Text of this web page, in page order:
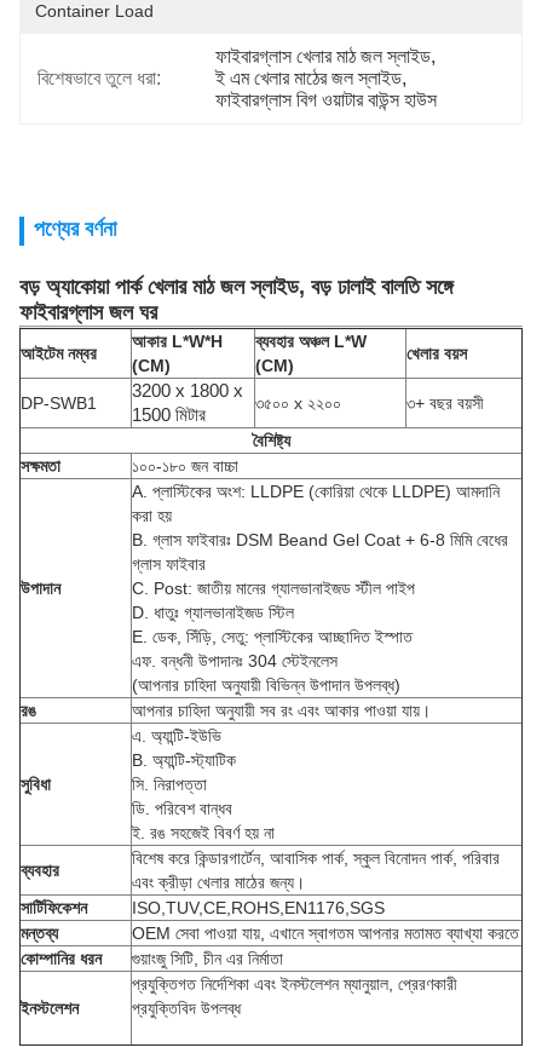
Container Load
বিশেষভাবে তুলে ধরা:
ফাইবারগ্লাস খেলার মাঠ জল স্লাইড,
ই এম খেলার মাঠের জল স্লাইড,
ফাইবারগ্লাস বিগ ওয়াটার বাউন্স হাউস
পণ্যের বর্ণনা
বড় অ্যাকোয়া পার্ক খেলার মাঠ জল স্লাইড, বড় ঢালাই বালতি সঙ্গে
ফাইবারগ্লাস জল ঘর
আইটেম নম্বর
আকার L*W*H
(CM)
ব্যবহার অঞ্চল L*W
(CM)
খেলার বয়স
DP-SWB1
3200 x 1800 x
1500 মিটার
৩৫০০ x ২২০০
৩+ বছর বয়সী
বৈশিষ্ট্য
সক্ষমতা
১০০-১৮০ জন বাচ্চা
উপাদান
A. প্লাস্টিকের অংশ: LLDPE (কোরিয়া থেকে LLDPE) আমদানি
করা হয়
B. গ্লাস ফাইবারঃ DSM Beand Gel Coat + 6-8 মিমি বেধের
গ্লাস ফাইবার
C. Post: জাতীয় মানের গ্যালভানাইজড স্টীল পাইপ
D. ধাতুঃ গ্যালভানাইজড স্টিল
E. ডেক, সিঁড়ি, সেতু: প্লাস্টিকের আচ্ছাদিত ইস্পাত
এফ. বন্ধনী উপাদানঃ 304 স্টেইনলেস
(আপনার চাহিদা অনুযায়ী বিভিন্ন উপাদান উপলব্ধ)
রঙ
আপনার চাহিদা অনুযায়ী সব রং এবং আকার পাওয়া যায়।
সুবিধা
এ. অ্যান্টি-ইউভি
B. অ্যান্টি-স্ট্যাটিক
সি. নিরাপত্তা
ডি. পরিবেশ বান্ধব
ই. রঙ সহজেই বিবর্ণ হয় না
ব্যবহার
বিশেষ করে কিন্ডারগার্টেন, আবাসিক পার্ক, স্কুল বিনোদন পার্ক, পরিবার
এবং ক্রীড়া খেলার মাঠের জন্য।
সার্টিফিকেশন
ISO,TUV,CE,ROHS,EN1176,SGS
মন্তব্য
OEM সেবা পাওয়া যায়, এখানে স্বাগতম আপনার মতামত ব্যাখ্যা করতে
কোম্পানির ধরন
গুয়াংজু সিটি, চীন এর নির্মাতা
ইনস্টলেশন
প্রযুক্তিগত নির্দেশিকা এবং ইনস্টলেশন ম্যানুয়াল, প্রেরণকারী
প্রযুক্তিবিদ উপলব্ধ